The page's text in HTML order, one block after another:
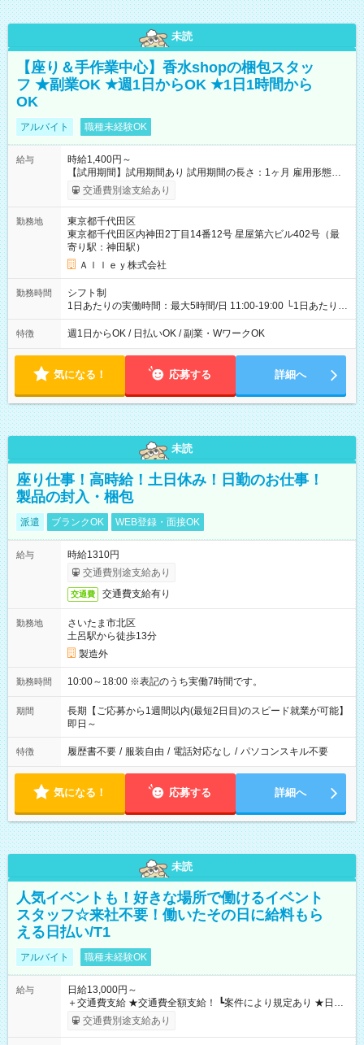
未読
【座り＆手作業中心】香水shopの梱包スタッ
フ ★副業OK ★週1日からOK ★1日1時間から
OK
アルバイト 職種未経験OK
給与
時給1,400円～
【試用期間】試用期間あり 試用期間の長さ：1ヶ月 雇用形態、
給与は本採用時と同じです。
交通費別途支給あり
勤務地
東京都千代田区
東京都千代田区内神田2丁目14番12号 星屋第六ビル402号（最
寄り駅：神田駅）
Ａｌｌｅｙ株式会社
勤務時間
シフト制
1日あたりの実働時間：最大5時間/日 11:00-19:00 └1日あたりの
実働時間：1-5時間 └上記の時間帯内であれば、いつでも勤務可
能！ └平日・土曜日の中で、お好きな曜日でご勤務いただけま
18:00 などのように、自由な働き方が可能なお仕事です！
特徴 週1日からOK / 日払いOK / 副業・WワークOK
気になる！ 応募する 詳細へ
未読
座り仕事！高時給！土日休み！日勤のお仕事！
製品の封入・梱包
派遣 ブランクOK WEB登録・面接OK
給与
時給1310円
交通費別途支給あり
交通費 交通費支給有り
勤務地
さいたま市北区
土呂駅から徒歩13分
製造外
勤務時間 10:00～18:00 ※表記のうち実働7時間です。
期間
長期【ご応募から1週間以内(最短2日目)のスピード就業が可能】
即日～
特徴 履歴書不要 / 服装自由 / 電話対応なし / パソコンスキル不要
気になる！ 応募する 詳細へ
未読
人気イベントも！好きな場所で働けるイベント
スタッフ☆来社不要！働いたその日に給料もら
える日払い/T1
アルバイト 職種未経験OK
給与
日給13,000円～
＋交通費支給 ★交通費全額支給！ ┗案件により規定あり ★日払
いOK！（規定あり） ┗働いたその日に現金GET♪ お仕事後はコ
ンビニATMから 日払い分を引き落とせます！ 【試用期間】試
交通費別途支給あり